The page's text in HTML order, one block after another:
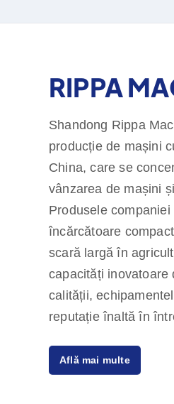
RIPPA
Shandong Rippa
producție de mașini
China, care se
vânzarea de mașini
Produsele
încărcătoare
scară largă în
capacități inovatoare
calității,
reputație înaltă în
angajându-ne să
Află mai multe